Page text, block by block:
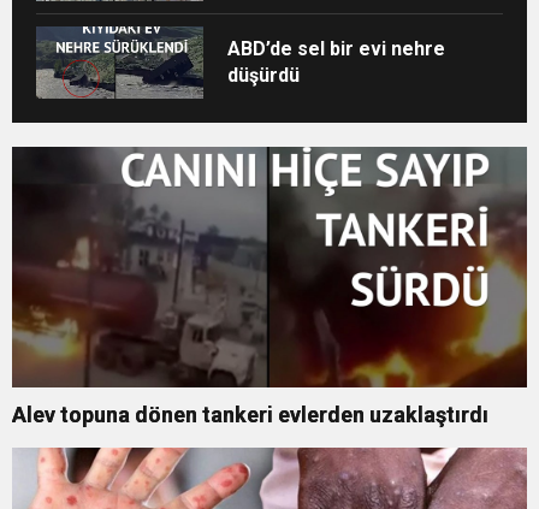
ABD’de sel bir evi nehre
düşürdü
Alev topuna dönen tankeri evlerden uzaklaştırdı